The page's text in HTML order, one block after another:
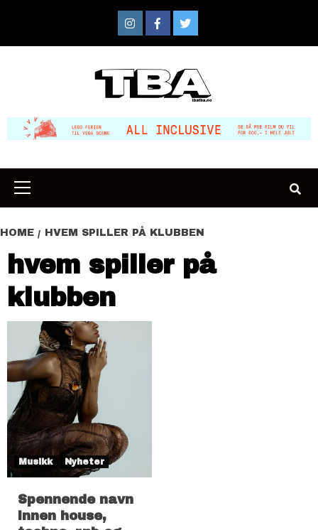
content
InstagramFacebook
Twitter
Primary
Menu
HOME HVEM SPILLER PÅ KLUBBEN
hvem spiller på
klubben
Musikk Nyheter
Spennende navn
innen house,